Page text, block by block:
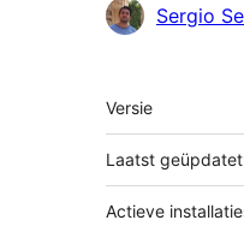
Bijdragers
Sergio
Meta
Versie
Laatst geüpdatet
Actieve